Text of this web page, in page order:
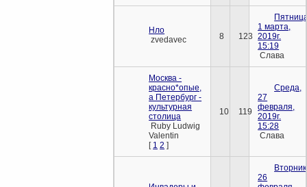
Нло
zvedavec
8 123
1 марта,
2019г.
15:19
Слава
Москва -
красно*опые,
а Петербург -
культурная
столица
Ruby Ludwig
Valentin
[ 1 2 ]
10 119
Среда,
27
февраля,
2019г.
15:28
Слава
26